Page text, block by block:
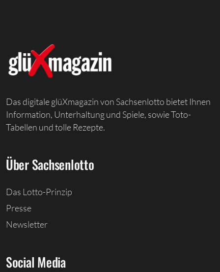
Das digitale glüXmagazin von Sachsenlotto bietet Ihnen
Information, Unterhaltung und Spiele, sowie Toto-
Tabellen und tolle Rezepte.
Über Sachsenlotto
Das Lotto-Prinzip
Presse
Newsletter
Social Media